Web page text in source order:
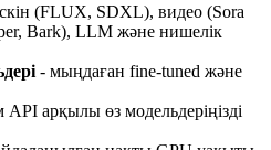
(FLUX, SDXL), видео (Sora
Bark), LLM және нишелік
- мыңдаған fine-tuned және
арқылы өз модельдеріңізді